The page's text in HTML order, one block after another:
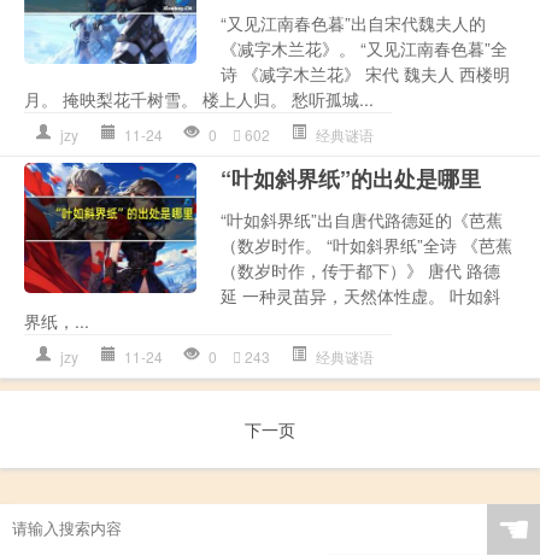
“又见江南春色暮”出自宋代魏夫人的
《减字木兰花》。 “又见江南春色暮”全
诗 《减字木兰花》 宋代 魏夫人 西楼明
月。 掩映梨花千树雪。 楼上人归。 愁听孤城...
jzy 11-24 0 602 经典谜语
“叶如斜界纸”的出处是哪里
“叶如斜界纸”出自唐代路德延的《芭蕉
（数岁时作。 “叶如斜界纸”全诗 《芭蕉
（数岁时作，传于都下）》 唐代 路德
延 一种灵苗异，天然体性虚。 叶如斜
界纸，...
jzy 11-24 0 243 经典谜语
下一页
☚